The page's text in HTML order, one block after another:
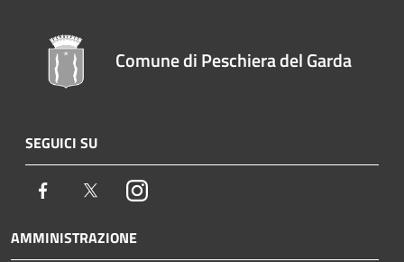
Comune di Peschiera del Garda
SEGUICI SU
Facebook TwitterInstagram
AMMINISTRAZIONE